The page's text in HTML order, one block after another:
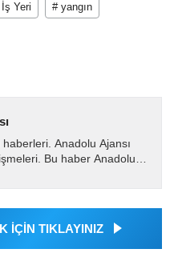
Yeri # yangın
haberleri. Anadolu Ajansı
Bu haber Anadolu
İÇİN TIKLAYINIZ